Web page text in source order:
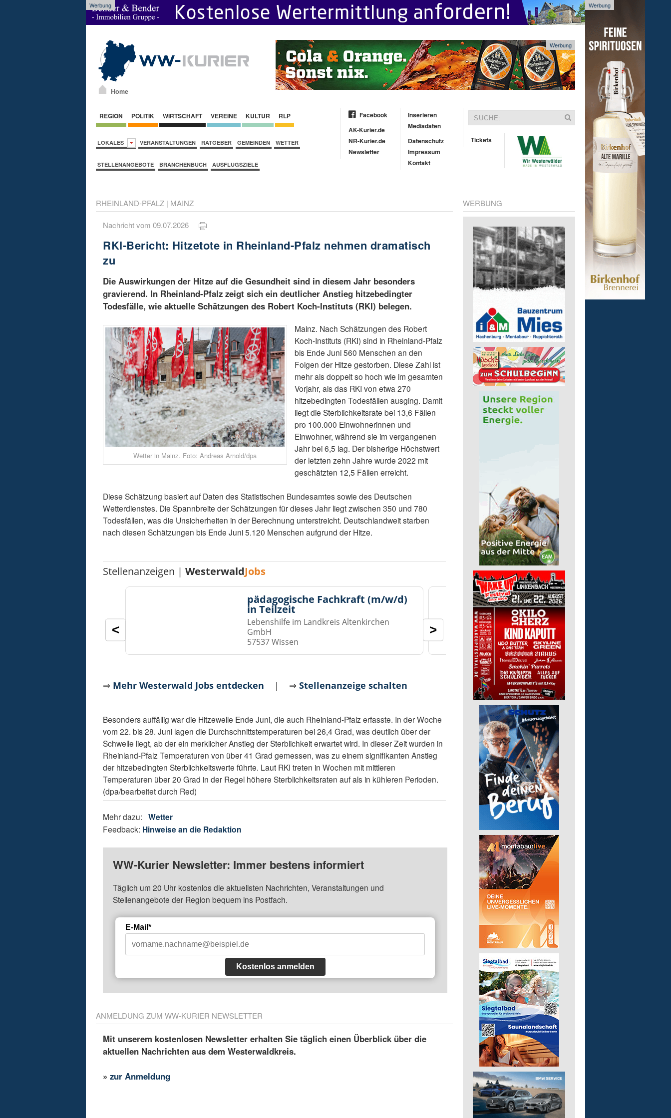
Werbung Werbung
Home
Werbung
REGION POLITIK WIRTSCHAFT VEREINE KULTUR RLP
LOKALES VERANSTALTUNGEN RATGEBER GEMEINDEN WETTER
STELLENANGEBOTE BRANCHENBUCH AUSFLUGSZIELE
Facebook
AK-Kurier.de
NR-Kurier.de
Newsletter
Inserieren
Mediadaten
Datenschutz
Impressum
Kontakt
Tickets
RHEINLAND-PFALZ | MAINZ
Nachricht vom 09.07.2026
RKI-Bericht: Hitzetote in Rheinland-Pfalz nehmen dramatisch
zu
Die Auswirkungen der Hitze auf die Gesundheit sind in diesem Jahr besonders
gravierend. In Rheinland-Pfalz zeigt sich ein deutlicher Anstieg hitzebedingter
Todesfälle, wie aktuelle Schätzungen des Robert Koch-Instituts (RKI) belegen.
Wetter in Mainz. Foto: Andreas Arnold/dpa
Mainz. Nach Schätzungen des Robert
Koch-Instituts (RKI) sind in Rheinland-Pfalz
bis Ende Juni 560 Menschen an den
Folgen der Hitze gestorben. Diese Zahl ist
mehr als doppelt so hoch wie im gesamten
Vorjahr, als das RKI von etwa 270
hitzebedingten Todesfällen ausging. Damit
liegt die Sterblichkeitsrate bei 13,6 Fällen
pro 100.000 Einwohnerinnen und
Einwohner, während sie im vergangenen
Jahr bei 6,5 lag. Der bisherige Höchstwert
der letzten zehn Jahre wurde 2022 mit
geschätzten 12,5 Fällen erreicht.
Diese Schätzung basiert auf Daten des Statistischen Bundesamtes sowie des Deutschen
Wetterdienstes. Die Spannbreite der Schätzungen für dieses Jahr liegt zwischen 350 und 780
Todesfällen, was die Unsicherheiten in der Berechnung unterstreicht. Deutschlandweit starben
nach diesen Schätzungen bis Ende Juni 5.120 Menschen aufgrund der Hitze.
Stellenanzeigen |WesterwaldJobs
pädagogische Fachkraft (m/w/d)
in Teilzeit
Lebenshilfe im Landkreis Altenkirchen
GmbH
57537 Wissen
pädagogische
in Teilzeit
Lebenshilfe im Landkreis
GmbH
57518 Alsdorf
< >
⇒ Mehr Westerwald Jobs entdecken | ⇒Stellenanzeige schalten
Besonders auffällig war die Hitzewelle Ende Juni, die auch Rheinland-Pfalz erfasste. In der Woche
vom 22. bis 28. Juni lagen die Durchschnittstemperaturen bei 26,4 Grad, was deutlich über der
Schwelle liegt, ab der ein merklicher Anstieg der Sterblichkeit erwartet wird. In dieser Zeit wurden in
Rheinland-Pfalz Temperaturen von über 41 Grad gemessen, was zu einem signifikanten Anstieg
der hitzebedingten Sterblichkeitswerte führte. Laut RKI treten in Wochen mit mittleren
Temperaturen über 20 Grad in der Regel höhere Sterblichkeitsraten auf als in kühleren Perioden.
(dpa/bearbeitet durch Red)
Mehr dazu:Wetter
Feedback: Hinweise an die Redaktion
WW-Kurier Newsletter: Immer bestens informiert
Täglich um 20 Uhr kostenlos die aktuellsten Nachrichten, Veranstaltungen und
Stellenangebote der Region bequem ins Postfach.
E-Mail*
Kostenlos anmelden
ANMELDUNG ZUM WW-KURIER NEWSLETTER
Mit unserem kostenlosen Newsletter erhalten Sie täglich einen Überblick über die
aktuellen Nachrichten aus dem Westerwaldkreis.
»zur Anmeldung
WERBUNG